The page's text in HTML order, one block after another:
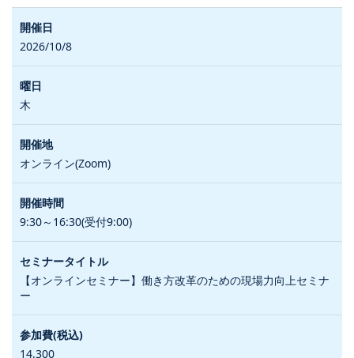
2026/10/8
木
オンライン(Zoom)
9:30～16:30(受付9:00)
【オンラインセミナー】働き方改革のための現場力向上セミナ
ー
14,300